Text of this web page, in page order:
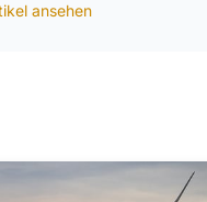
ansehen